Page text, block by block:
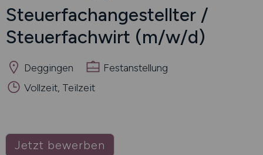
Steuerfachangestellter /
Steuerfachwirt (m/w/d)
Deggingen
Festanstellung
Vollzeit, Teilzeit
Jetzt bewerben